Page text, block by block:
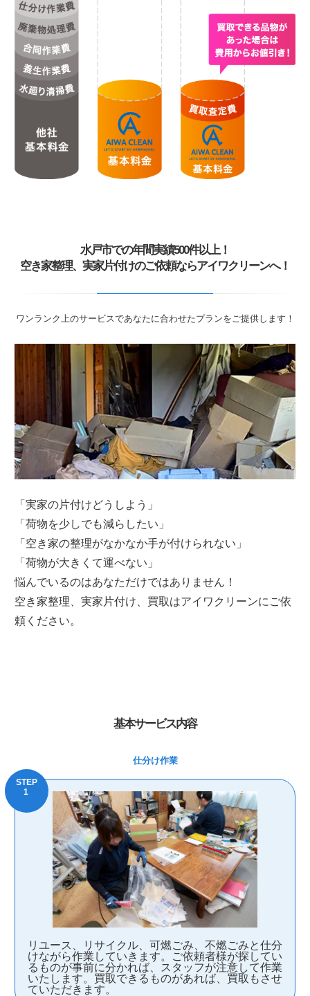
水戸市での年間実績500件以上！
空き家整理、実家片付けのご依頼ならアイワクリーンへ！
ワンランク上のサービスであなたに合わせたプランをご提供します！
「実家の片付けどうしよう」
「荷物を少しでも減らしたい」
「空き家の整理がなかなか手が付けられない」
「荷物が大きくて運べない」
悩んでいるのはあなただけではありません！
空き家整理、実家片付け、買取はアイワクリーンにご依
頼ください。
基本サービス内容
仕分け作業
リユース、リサイクル、可燃ごみ、不燃ごみと仕分
けながら作業していきます。ご依頼者様が探してい
るものが事前に分かれば、スタッフが注意して作業
いたします。買取できるものがあれば、買取もさせ
ていただきます。